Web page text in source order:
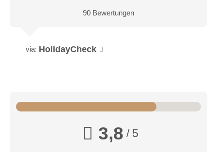
90 Bewertungen
via: HolidayCheck
3,8 / 5